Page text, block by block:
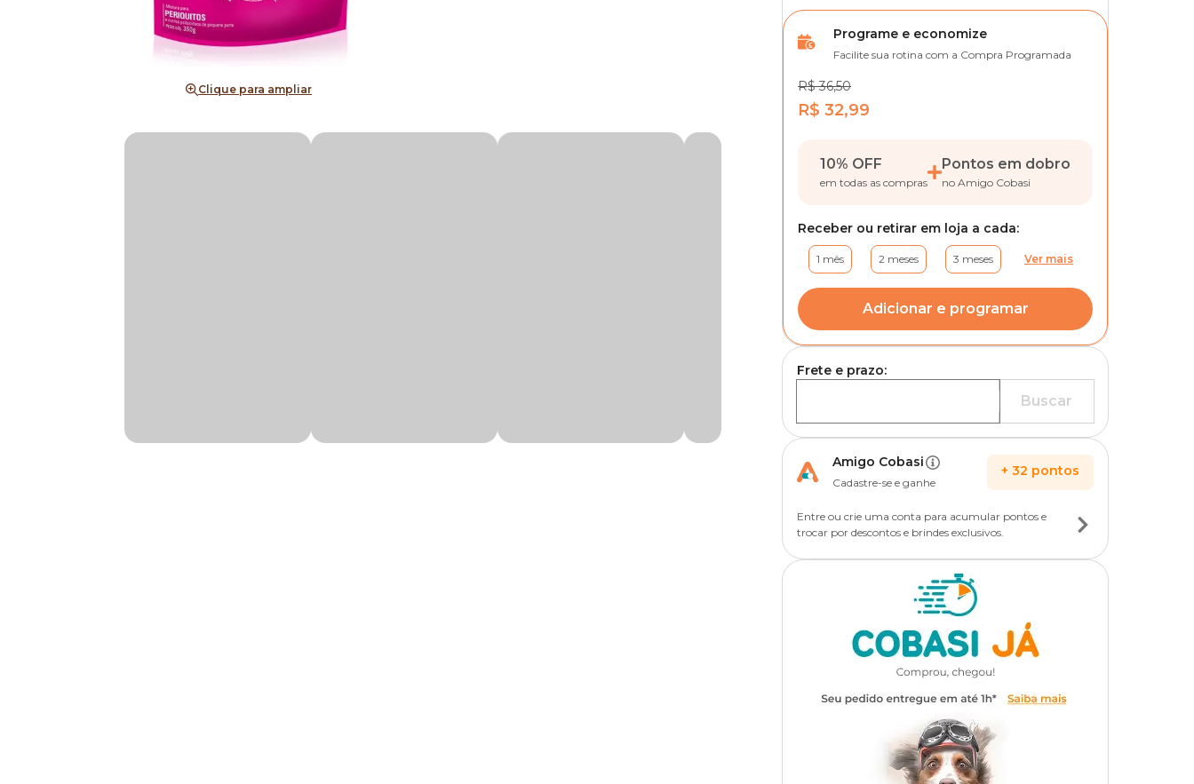
Clique para ampliar
Programe e economize
Facilite sua rotina com a Compra Programada
R$ 36,50
R$ 32,99
10% OFF
em todas as compras
Pontos em dobro
no Amigo Cobasi
Receber ou retirar em loja a cada:
1 mês 2 meses 3 meses Ver mais
Adicionar e programar
Frete e prazo:
Buscar
Amigo Cobasi
Cadastre-se e ganhe
+ 32 pontos
Entre ou crie uma conta para acumular pontos e
trocar por descontos e brindes exclusivos.